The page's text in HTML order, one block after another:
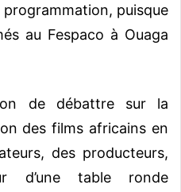
puisque
au Fespaco à Ouaga
de débattre sur la
des films africains en
des producteurs,
d’une table ronde